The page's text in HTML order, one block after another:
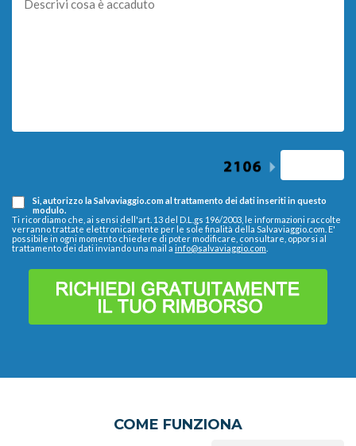
Si, autorizzo la Salvaviaggio.com al trattamento dei dati inseriti in questo
modulo.
Ti ricordiamo che, ai sensi dell'art. 13 del D.L.gs 196/2003, le informazioni raccolte
verranno trattate elettronicamente per le sole finalità della Salvaviaggio.com. E'
possibile in ogni momento chiedere di poter modificare, consultare, opporsi al
trattamento dei dati inviando una mail a info@salvaviaggio.com
COME FUNZIONA